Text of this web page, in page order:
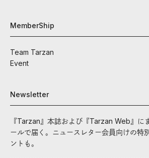
MemberShip
Team Tarzan
Event
Newsletter
『Tarzan』本誌および『Tarzan Web』に
ールで届く。ニュースレター会員向けの特
ントも。